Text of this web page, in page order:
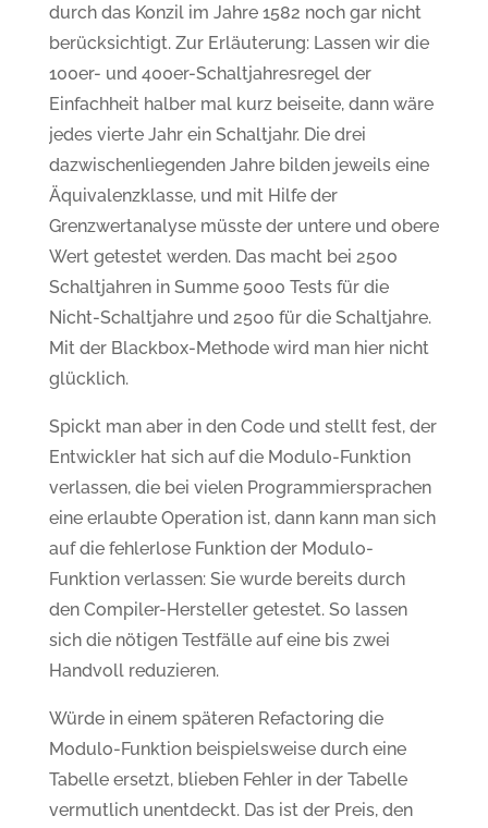
durch das Konzil im Jahre 1582 noch gar nicht
berücksichtigt. Zur Erläuterung: Lassen wir die
100er- und 400er-Schaltjahresregel der
Einfachheit halber mal kurz beiseite, dann wäre
jedes vierte Jahr ein Schaltjahr. Die drei
dazwischenliegenden Jahre bilden jeweils eine
Äquivalenzklasse, und mit Hilfe der
Grenzwertanalyse müsste der untere und obere
Wert getestet werden. Das macht bei 2500
Schaltjahren in Summe 5000 Tests für die
Nicht-Schaltjahre und 2500 für die Schaltjahre.
Mit der Blackbox-Methode wird man hier nicht
glücklich.
Spickt man aber in den Code und stellt fest, der
Entwickler hat sich auf die Modulo-Funktion
verlassen, die bei vielen Programmiersprachen
eine erlaubte Operation ist, dann kann man sich
auf die fehlerlose Funktion der Modulo-
Funktion verlassen: Sie wurde bereits durch
den Compiler-Hersteller getestet. So lassen
sich die nötigen Testfälle auf eine bis zwei
Handvoll reduzieren.
Würde in einem späteren Refactoring die
Modulo-Funktion beispielsweise durch eine
Tabelle ersetzt, blieben Fehler in der Tabelle
vermutlich unentdeckt. Das ist der Preis, den